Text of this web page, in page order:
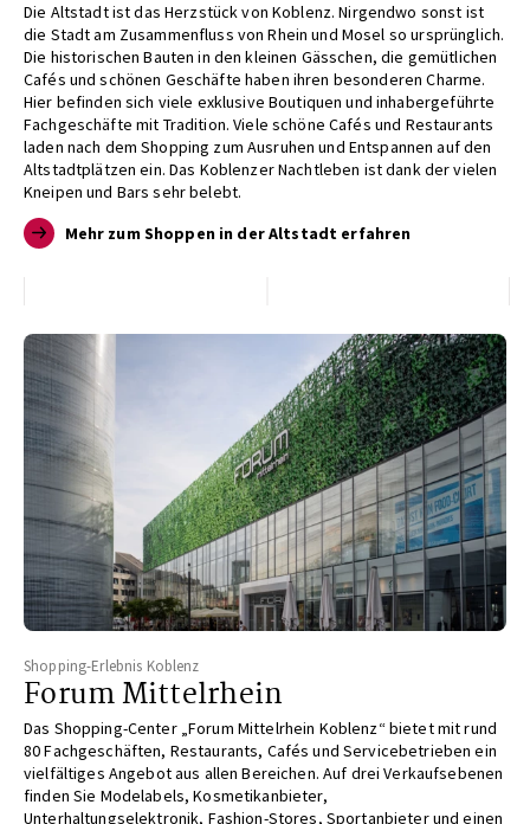
Die Altstadt ist das Herzstück von Koblenz. Nirgendwo sonst ist
die Stadt am Zusammenfluss von Rhein und Mosel so ursprünglich.
Die historischen Bauten in den kleinen Gässchen, die gemütlichen
Cafés und schönen Geschäftehaben ihren besonderen Charme.
Hier befinden sich viele exklusive Boutiquen und inhabergeführte
Fachgeschäftemit Tradition. Viele schöne Cafés und Restaurants
laden nach dem Shopping zum Ausruhen und Entspannen aufden
Altstadtplätzen ein. Das Koblenzer Nachtleben istdank der vielen
Kneipen und Bars sehr belebt.
Mehr zum Shoppen in der Altstadt erfahren
Shopping-Erlebnis Koblenz
Forum Mittelrhein
Das Shopping-Center „Forum Mittelrhein Koblenz“ bietet mit rund
80 Fachgeschäften, Restaurants, Cafés und Servicebetrieben ein
vielfältiges Angebot aus allen Bereichen. Auf drei Verkaufsebenen
finden Sie Modelabels, Kosmetikanbieter,
Unterhaltungselektronik, Fashion-Stores, Sportanbieter und einen